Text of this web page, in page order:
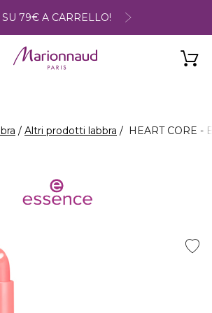
SU 79€ A CARRELLO!
Altri prodotti labbra HEART CORE -